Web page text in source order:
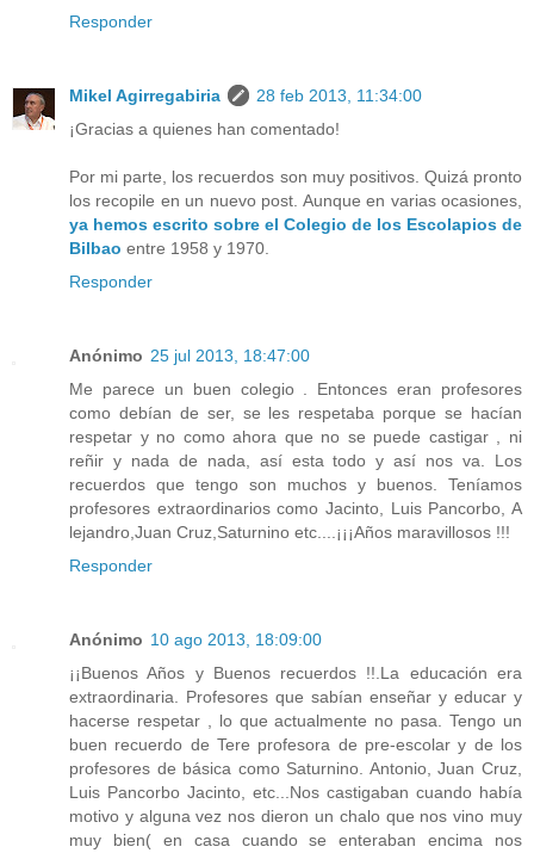
Responder
Mikel Agirregabiria
28 feb 2013, 11:34:00
¡Gracias a quienes han comentado!
Por mi parte, los recuerdos son muy positivos. Quizá pronto
los recopile en un nuevo post. Aunque en varias ocasiones,
ya hemos escrito sobre el Colegio de los Escolapios de
Bilbao entre 1958 y 1970.
Responder
Anónimo 25 jul 2013, 18:47:00
Me parece un buen colegio . Entonces eran profesores
como debían de ser, se les respetaba porque se hacían
respetar y no como ahora que no se puede castigar , ni
reñir y nada de nada, así esta todo y así nos va. Los
recuerdos que tengo son muchos y buenos. Teníamos
profesores extraordinarios como Jacinto, Luis Pancorbo, A
lejandro,Juan Cruz,Saturnino etc....¡¡¡Años maravillosos !!!
Responder
Anónimo 10 ago 2013, 18:09:00
¡¡Buenos Años y Buenos recuerdos !!.La educación era
extraordinaria. Profesores que sabían enseñar y educar y
hacerse respetar , lo que actualmente no pasa. Tengo un
buen recuerdo de Tere profesora de pre-escolar y de los
profesores de básica como Saturnino. Antonio, Juan Cruz,
Luis Pancorbo Jacinto, etc...Nos castigaban cuando había
motivo y alguna vez nos dieron un chalo que nos vino muy
muy bien( en casa cuando se enteraban encima nos